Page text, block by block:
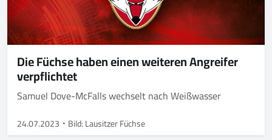
Die Füchse haben einen weiteren Angreifer
verpflichtet
Samuel Dove-McFalls wechselt nach Weißwasser
24.07.2023 Bild: Lausitzer Füchse